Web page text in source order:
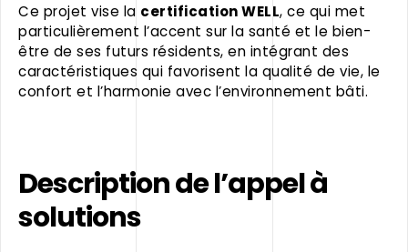
Ce projet vise la certification WELL, ce qui met
particulièrement l’accent sur la santé et le bien-
être de ses futurs résidents, en intégrant des
caractéristiques qui favorisent la qualité de vie, le
confort et l’harmonie avec l’environnement bâti.
Description de l’appel à
solutions